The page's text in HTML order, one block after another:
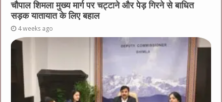
चौपाल शिमला मुख्य मार्ग पर चट्टाने और पेड़ गिरने से बाधित
सड़क यातायात के लिए बहाल
4 weeks ago